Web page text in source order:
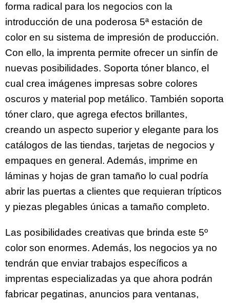
forma radical para los negocios con la
introducción de una poderosa 5ª estación de
color en su sistema de impresión de producción.
Con ello, la imprenta permite ofrecer un sinfín de
nuevas posibilidades. Soporta tóner blanco, el
cual crea imágenes impresas sobre colores
oscuros y material pop metálico. También soporta
tóner claro, que agrega efectos brillantes,
creando un aspecto superior y elegante para los
catálogos de las tiendas, tarjetas de negocios y
empaques en general. Además, imprime en
láminas y hojas de gran tamaño lo cual podría
abrir las puertas a clientes que requieran trípticos
y piezas plegables únicas a tamaño completo.
Las posibilidades creativas que brinda este 5º
color son enormes. Además, los negocios ya no
tendrán que enviar trabajos específicos a
imprentas especializadas ya que ahora podrán
fabricar pegatinas, anuncios para ventanas,